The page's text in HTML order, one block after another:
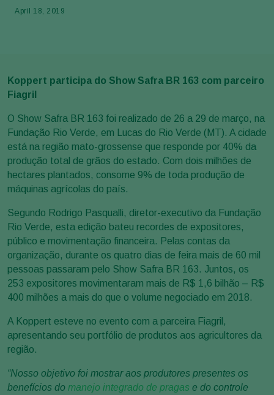
April 18, 2019
Koppert participa do Show Safra BR 163 com parceiro
Fiagril
O Show Safra BR 163 foi realizado de 26 a 29 de março, na
Fundação Rio Verde, em Lucas do Rio Verde (MT). A cidade
está na região mato-grossense que responde por 40% da
produção total de grãos do estado. Com dois milhões de
hectares plantados, consome 9% de toda produção de
máquinas agrícolas do país.
Segundo Rodrigo Pasqualli, diretor-executivo da Fundação
Rio Verde, esta edição bateu recordes de expositores,
público e movimentação financeira. Pelas contas da
organização, durante os quatro dias de feira mais de 60 mil
pessoas passaram pelo Show Safra BR 163. Juntos, os
253 expositores movimentaram mais de R$ 1,6 bilhão – R$
400 milhões a mais do que o volume negociado em 2018.
A Koppert esteve no evento com a parceira Fiagril,
apresentando seu portfólio de produtos aos agricultores da
região.
“Nosso objetivo foi mostrar aos produtores presentes os
benefícios do manejo integrado de pragas e do controle